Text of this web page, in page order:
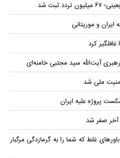
و موریتانی
کرد
ملی شد
پروژه علیه ایران
آخر صفر شد
غلط که شما را به گرمازدگی مرگبار